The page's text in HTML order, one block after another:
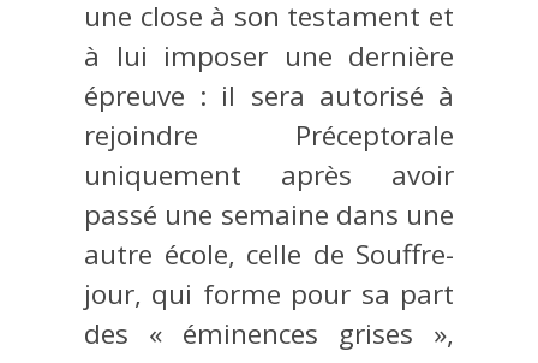
une close à son testament et
à lui imposer une dernière
épreuve : il sera autorisé à
rejoindre Préceptorale
uniquement après avoir
passé une semaine dans une
autre école, celle de Souffre-
jour, qui forme pour sa part
des « éminences grises »,